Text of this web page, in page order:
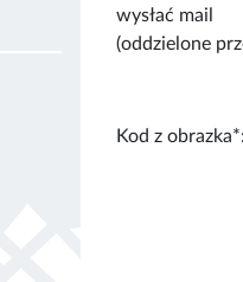
wysłać mail
(oddzielone
Kod z obrazka*: